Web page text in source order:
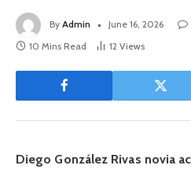
By Admin June 16, 2026
10 Mins Read
12 Views
Diego González Rivas novia